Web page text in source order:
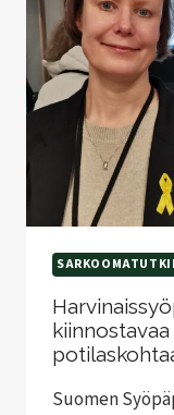
Suomen